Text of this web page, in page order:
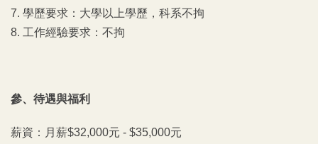
7. 學歷要求： 大學以上學歷，科系不拘
8. 工作經驗要求：不拘
參、待遇與福利
薪資：月薪$32,000元 - $35,000元